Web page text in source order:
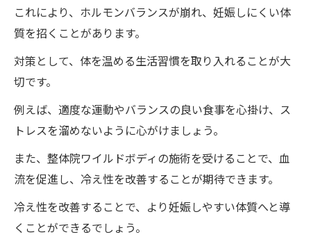
冷え改善と妊娠力向上を目指す整体院ワイ
ルドボディの施術療法
健康的な妊活を支える徳島県の整体院ワイルド
ボディの施術で子宮の冷えを根本から改善
康的な妊活を実現
ルドボディの施術
整体院ワイルドボディの施術で妊活をサポ
ートする方法
冷え性を改善するための根本的な整体院ワ
これにより、ホルモンバランスが崩れ、妊娠しにくい体
質を招くことがあります。
対策として、体を温める生活習慣を取り入れることが大
切です。
例えば、適度な運動やバランスの良い食事を心掛け、ス
トレスを溜めないように心がけましょう。
また、整体院ワイルドボディの施術を受けることで、血
流を促進し、冷え性を改善することが期待できます。
冷え性を改善することで、より妊娠しやすい体質へと導
くことができるでしょう。